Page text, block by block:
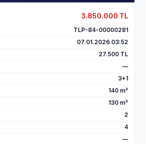
3.850.000 TL
TLP-84-00000281
07.01.2026 03:52
27.500 TL
—
3+1
140 m²
130 m²
2
4
—